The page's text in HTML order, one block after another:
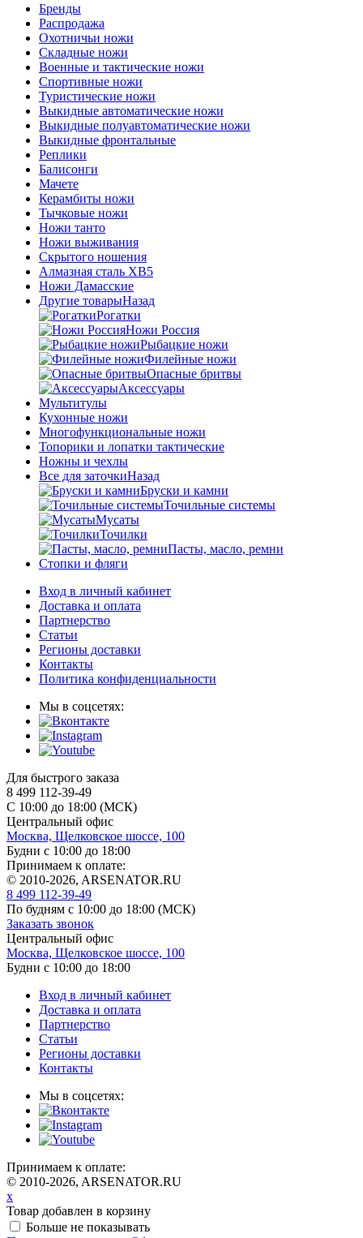
Бренды
Распродажа
Охотничьи ножи
Складные ножи
Военные и тактические ножи
Спортивные ножи
Туристические ножи
Выкидные автоматические ножи
Выкидные полуавтоматические ножи
Выкидные фронтальные
Реплики
Балисонги
Мачете
Керамбиты ножи
Тычковые ножи
Ножи танто
Ножи выживания
Скрытого ношения
Алмазная сталь ХВ5
Ножи Дамасские
Другие товарыНазад
Рогатки
Ножи Россия
Рыбацкие ножи
Филейные ножи
Опасные бритвы
Аксессуары
Мультитулы
Кухонные ножи
Многофункциональные ножи
Топорики и лопатки тактические
Ножны и чехлы
Все для заточкиНазад
Бруски и камни
Точильные системы
Мусаты
Точилки
Пасты, масло, ремни
Стопки и фляги
Вход в личный кабинет
Доставка и оплата
Партнерство
Статьи
Регионы доставки
Контакты
Политика конфиденциальности
Мы в соцсетях:
Для быстрого заказа
8 499 112-39-49
С 10:00 до 18:00 (МСК)
Центральный офис
Москва, Щелковское шоссе, 100
Будни с 10:00 до 18:00
Принимаем к оплате:
© 2010-2026, ARSENATOR.RU
8 499 112-39-49
По будням с 10:00 до 18:00 (МСК)
Заказать звонок
Центральный офис
Москва, Щелковское шоссе, 100
Будни с 10:00 до 18:00
Вход в личный кабинет
Доставка и оплата
Партнерство
Статьи
Регионы доставки
Контакты
Мы в соцсетях:
Принимаем к оплате:
© 2010-2026, ARSENATOR.RU
x
Товар добавлен в корзину
Больше не показывать